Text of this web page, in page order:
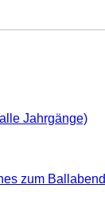
Jahrgänge)
zum Ballabend